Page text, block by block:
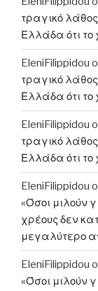
τραγικό
Ελλάδα ότι το
EleniFilippidou
τραγικό
Ελλάδα ότι το
EleniFilippidou
τραγικό
Ελλάδα ότι το
EleniFilippidou
«Όσοι μιλούν
χρέους δεν
μεγαλύτερο
EleniFilippidou
«Όσοι μιλούν